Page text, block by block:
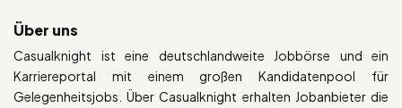
Über uns
Casualknight ist eine deutschlandweite Jobbörse und ein
Karriereportal mit einem großen Kandidatenpool für
Gelegenheitsjobs. Über Casualknight erhalten Jobanbieter die